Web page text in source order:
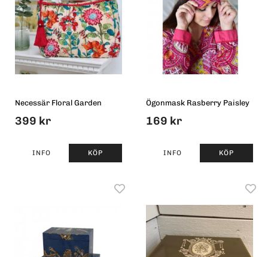
Necessär Floral Garden
399 kr
INFO KÖP
Ögonmask Rasberry Paisley
169 kr
INFO KÖP